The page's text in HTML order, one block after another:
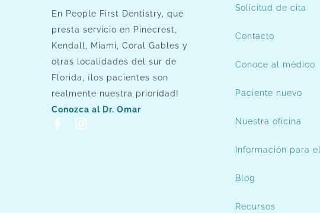
En People First Dentistry, que
presta servicio en Pinecrest,
Kendall, Miami, Coral Gables y
otras localidades del sur de
Florida, ¡los pacientes son
realmente nuestra prioridad!
Conozca al Dr. Omar
Solicitud de cita
Contacto
Conoce al médico
Paciente nuevo
Nuestra oficina
Información para
Blog
Recursos